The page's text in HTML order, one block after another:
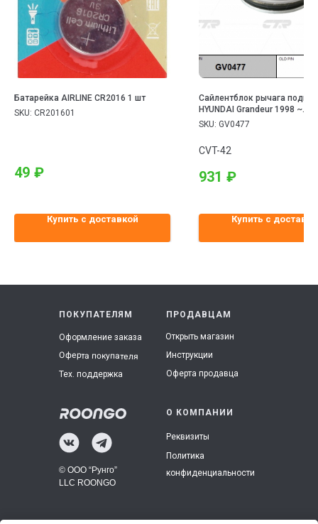
Батарейка AIRLINE CR2016 1 шт
SKU: CR201601
49 ₽
Купить с доставкой
Сайлентблок рычага
HYUNDAI Grandeur 1998 ~
2005/HYUNDAI NF 2001 ~
EF/KIA Magentis 2001 ~ 2005
SKU: GV0477
CVT-42
931 ₽
Купить с
ПРОДАВЦАМ
Оферта продавца
Инструкции
Открыть магазин
ПОКУПАТЕЛЯМ
Тех. поддержка
Оферта покупателя
Оформление заказа
О КОМПАНИИ
Политика
конфиденциальности
Реквизиты
© ООО “Рунго”
LLC ROONGO